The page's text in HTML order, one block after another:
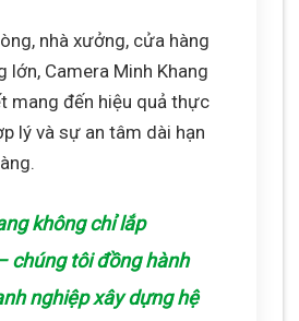
nhà xưởng, cửa hàng
lớn, Camera Minh Khang
mang đến hiệu quả thực
lý và sự an tâm dài hạn
không chỉ lắp
chúng tôi đồng hành
nghiệp xây dựng hệ